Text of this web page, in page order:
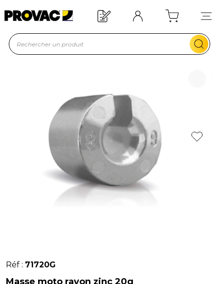
Offre de bienvenue : 20€ offerts !
En savoir plus
Réf : 71720G
Masse moto rayon zinc 20g